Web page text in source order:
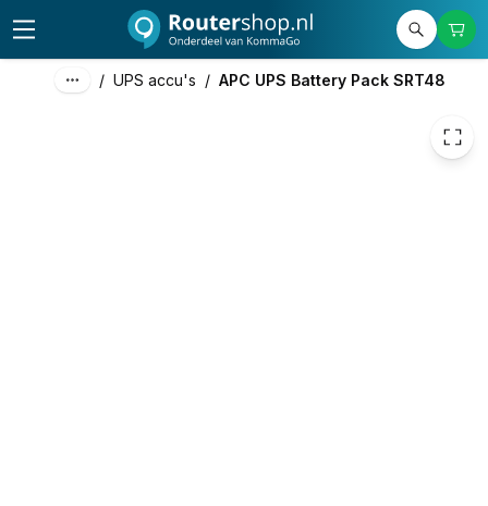
/ UPS accu's / APC UPS Battery Pack SRT48
1.014,99 excl. btw
1.228,14 incl. btw